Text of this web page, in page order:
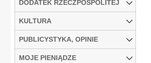
DODATEK RZECZPOSPOLITEJ
KULTURA
PUBLICYSTYKA, OPINIE
MOJE PIENIĄDZE